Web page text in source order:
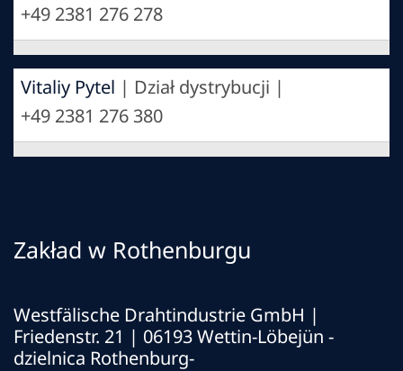
+49 2381 276 278
Vitaliy Pytel | Dział dystrybucji |
+49 2381 276 380
Zakład w Rothenburgu
Westfälische Drahtindustrie GmbH |
Friedenstr. 21 | 06193 Wettin-Löbejün -
dzielnica Rothenburg-